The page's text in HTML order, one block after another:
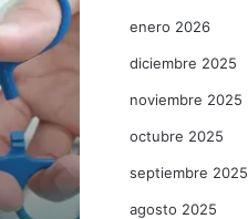
enero 2026
diciembre 2025
noviembre 2025
octubre 2025
septiembre 2025
agosto 2025